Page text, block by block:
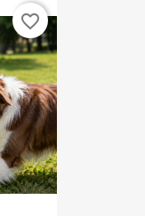
favorite_border